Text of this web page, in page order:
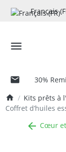
Français
30%
Kits prêts à
Coffret d’huiles
Cœur